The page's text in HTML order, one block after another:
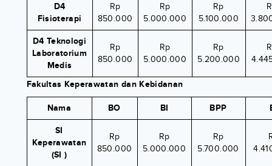
D4
Fisioterapi
Rp
850.000
Rp
5.000.000
Rp
5.100.000
D4 Teknologi
Laboratorium
Medis
Rp
850.000
Rp
5.000.000
Rp
5.200.000
Fakultas Keperawatan dan Kebidanan
Nama BO BI BPP
SI
Keperawatan
(SI )
Rp
850.000
Rp
5.000.000
Rp
5.700.000